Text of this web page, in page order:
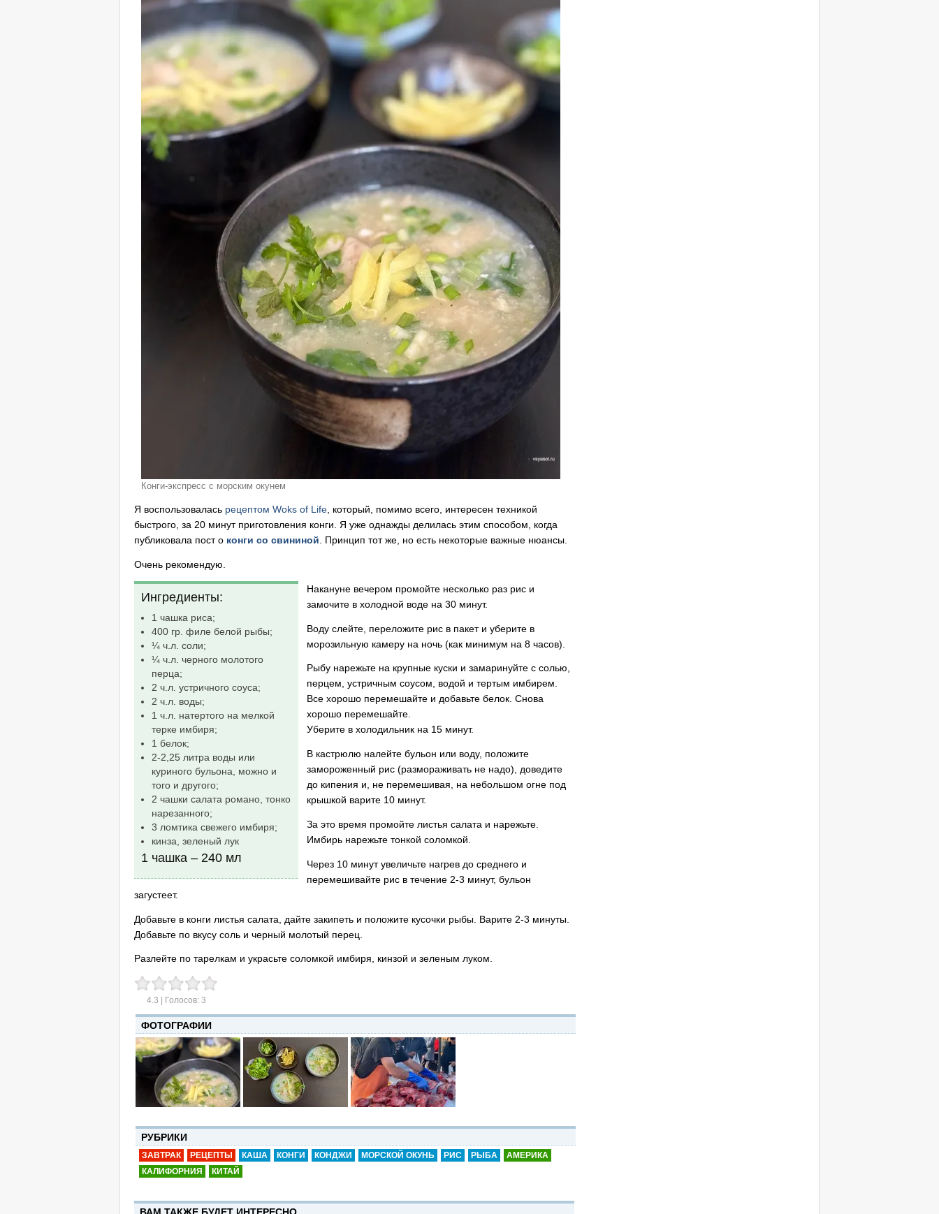
Конги-экспресс с морским окунем
Я воспользовалась рецептом Woks of Life , который, помимо всего, интересен техникой
быстрого, за 20 минут приготовления конги. Я уже однажды делилась этим способом, когда
публиковала пост о конги со свининой . Принцип тот же, но есть некоторые важные нюансы.
Очень рекомендую.
Ингредиенты:
1 чашка риса;
400 гр. филе белой рыбы;
¼ ч.л. соли;
¼ ч.л. черного молотого
перца;
2 ч.л. устричного соуса;
2 ч.л. воды;
1 ч.л. натертого на мелкой
терке имбиря;
1 белок;
2-2,25 литра воды или
куриного бульона, можно и
того и другого;
2 чашки салата романо, тонко
нарезанного;
3 ломтика свежего имбиря;
кинза, зеленый лук
1 чашка – 240 мл
Накануне вечером промойте несколько раз рис и
замочите в холодной воде на 30 минут.
Воду слейте, переложите рис в пакет и уберите в
морозильную камеру на ночь (как минимум на 8 часов).
Рыбу нарежьте на крупные куски и замаринуйте с солью,
перцем, устричным соусом, водой и тертым имбирем.
Все хорошо перемешайте и добавьте белок. Снова
хорошо перемешайте.
Уберите в холодильник на 15 минут.
В кастрюлю налейте бульон или воду, положите
замороженный рис (размораживать не надо), доведите
до кипения и, не перемешивая, на небольшом огне под
крышкой варите 10 минут.
За это время промойте листья салата и нарежьте.
Имбирь нарежьте тонкой соломкой.
Через 10 минут увеличьте нагрев до среднего и
перемешивайте рис в течение 2-3 минут, бульон
загустеет.
Добавьте в конги листья салата, дайте закипеть и положите кусочки рыбы. Варите 2-3 минуты.
Добавьте по вкусу соль и черный молотый перец.
Разлейте по тарелкам и украсьте соломкой имбиря, кинзой и зеленым луком.
4.3 | Голосов: 3
ФОТОГРАФИИ
РУБРИКИ
ЗАВТРАК РЕЦЕПТЫ КАША КОНГИ КОНДЖИ МОРСКОЙ ОКУНЬ РИС РЫБА
АМЕРИКА
КАЛИФОРНИЯ
КИТАЙ